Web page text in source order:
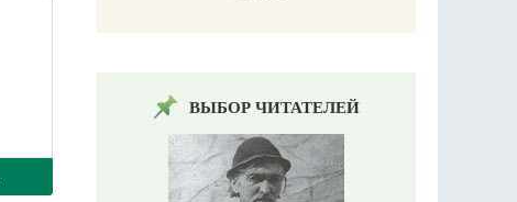
ВЫБОР ЧИТАТЕЛЕЙ